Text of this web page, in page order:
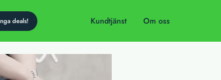
Kundtjänst Om oss